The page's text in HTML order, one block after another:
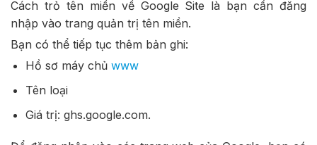
Cách trỏ tên miền về Google Site là bạn cần đăng
nhập vào trang quản trị tên miền.
Bạn có thể tiếp tục thêm bản ghi:
Hồ sơ máy chủ www
Tên loại
Giá trị: ghs.google.com.